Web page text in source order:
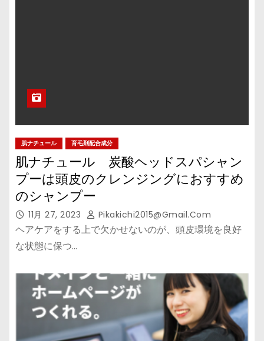
肌ナチュール 育毛剤配合成分
肌ナチュール 炭酸ヘッドスパシャン
プーは頭皮のクレンジングにおすすめ
のシャンプー
11月 27, 2023 Pikakichi2015@gmail.com
ヘアケアをする上で欠かせないのが、頭皮環境を良好
な状態に保つ…